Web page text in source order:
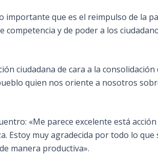
importante que es el reimpulso de la
y de poder a los
ciudadana de cara a la consolidación
quien nos oriente a nosotros
«Me parece excelente está
Estoy muy agradecida por todo lo que
manera productiva».